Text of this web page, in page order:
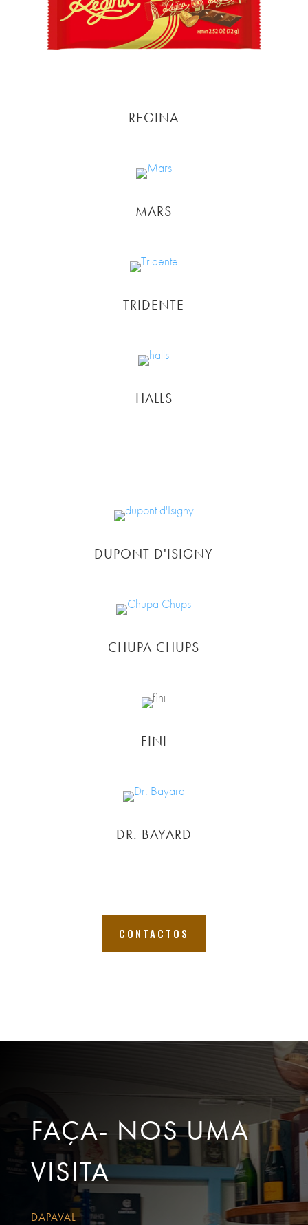
REGINA
MARS
TRIDENTE
HALLS
DUPONT D'ISIGNY
CHUPA CHUPS
FINI
DR. BAYARD
CONTACTOS
FAÇA- NOS UMA
VISITA
DAPAVAL